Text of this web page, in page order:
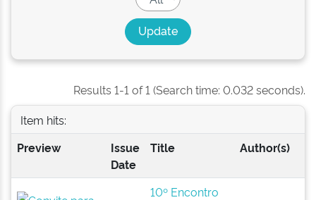
Results 1-1 of 1 (Search time: 0.032 seconds).
Item hits:
Preview
Issue
Date
Title Author(s)
10º Encontro